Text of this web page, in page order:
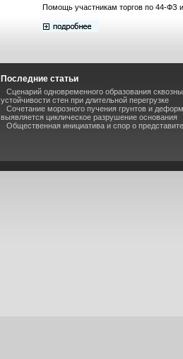
Помощь участникам торгов по 44-ФЗ
Последние статьи
Сценарий одновременного образования
устойчивости стен при длительной перегрузке
Сочетание морозного пучения грунтов и
выявляется циклическое разрушение основания
Общественная инициатива и спор о